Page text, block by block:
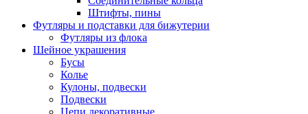
Штифты, пины
Футляры и подставки для бижутерии
Футляры из флока
Шейное украшения
Бусы
Колье
Кулоны, подвески
Подвески
Цепи декоративные